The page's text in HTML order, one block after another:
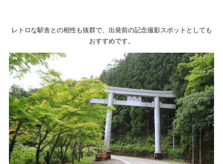
レトロな駅舎との相性も抜群で、出発前の記念撮影スポットとしても
おすすめです。